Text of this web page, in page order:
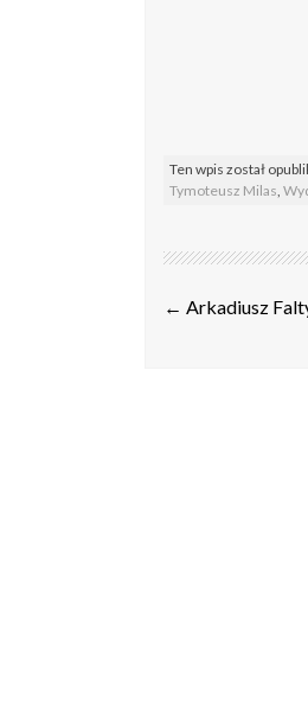
Ten wpis został
Tymoteusz Milas,
Post
← Arkadiusz